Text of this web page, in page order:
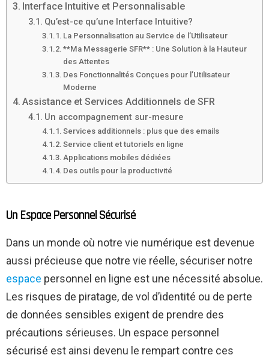
Interface Intuitive et Personnalisable
Qu’est-ce qu’une Interface Intuitive?
La Personnalisation au Service de l’Utilisateur
**Ma Messagerie SFR** : Une Solution à la Hauteur
des Attentes
Des Fonctionnalités Conçues pour l’Utilisateur
Moderne
Assistance et Services Additionnels de SFR
Un accompagnement sur-mesure
Services additionnels : plus que des emails
Service client et tutoriels en ligne
Applications mobiles dédiées
Des outils pour la productivité
Un Espace Personnel Sécurisé
Dans un monde où notre vie numérique est devenue
aussi précieuse que notre vie réelle, sécuriser notre
espace personnel en ligne est une nécessité absolue.
Les risques de piratage, de vol d’identité ou de perte
de données sensibles exigent de prendre des
précautions sérieuses. Un espace personnel
sécurisé est ainsi devenu le rempart contre ces